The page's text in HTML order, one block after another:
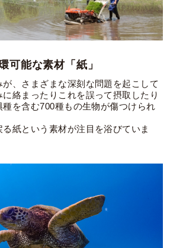
可能な素材「紙」
、さまざまな深刻な問題を起こして
絡まったりこれを誤って摂取したり
を含む700種もの生物が傷つけられ
紙という素材が注目を浴びていま